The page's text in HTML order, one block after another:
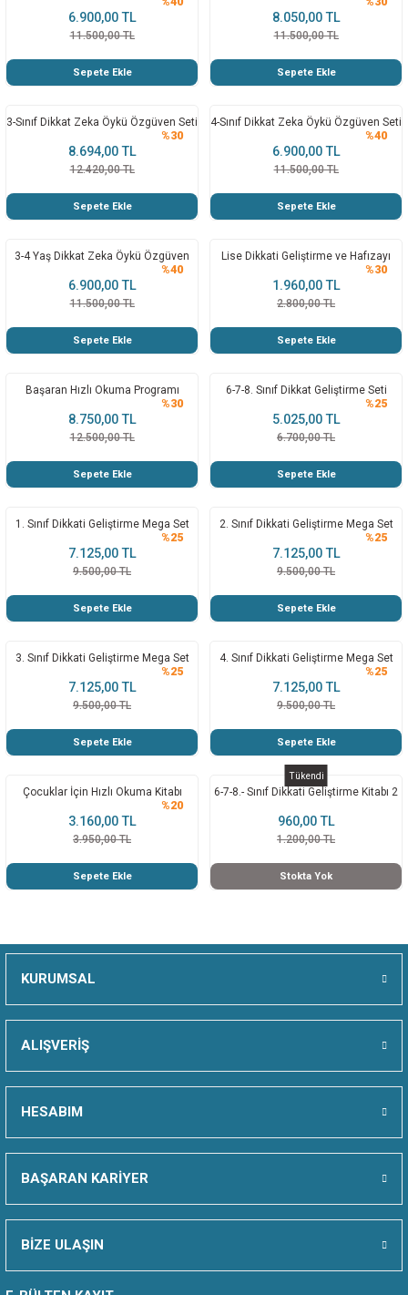
6.900,00 TL
11.500,00 TL
Sepete Ekle
8.050,00 TL
11.500,00 TL
Sepete Ekle
%30
3-Sınıf Dikkat Zeka Öykü Özgüven Seti
8.694,00 TL
12.420,00 TL
Sepete Ekle
%40
4-Sınıf Dikkat Zeka Öykü Özgüven Seti
6.900,00 TL
11.500,00 TL
Sepete Ekle
%40
3-4 Yaş Dikkat Zeka Öykü Özgüven
6.900,00 TL
11.500,00 TL
Sepete Ekle
%30
Lise Dikkati Geliştirme ve Hafızayı
1.960,00 TL
2.800,00 TL
Sepete Ekle
%30
Başaran Hızlı Okuma Programı
8.750,00 TL
12.500,00 TL
Sepete Ekle
%25
6-7-8. Sınıf Dikkat Geliştirme Seti
5.025,00 TL
6.700,00 TL
Sepete Ekle
%25
1. Sınıf Dikkati Geliştirme Mega Set
7.125,00 TL
9.500,00 TL
Sepete Ekle
%25
2. Sınıf Dikkati Geliştirme Mega Set
7.125,00 TL
9.500,00 TL
Sepete Ekle
%25
3. Sınıf Dikkati Geliştirme Mega Set
7.125,00 TL
9.500,00 TL
Sepete Ekle
%25
4. Sınıf Dikkati Geliştirme Mega Set
7.125,00 TL
9.500,00 TL
Sepete Ekle
%20
Çocuklar İçin Hızlı Okuma Kitabı
3.160,00 TL
3.950,00 TL
Sepete Ekle
Tükendi
6-7-8.- Sınıf Dikkati Geliştirme Kitabı 2
960,00 TL
1.200,00 TL
Stokta Yok
KURUMSAL
ALIŞVERİŞ
HESABIM
BAŞARAN KARİYER
BİZE ULAŞIN